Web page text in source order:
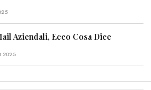
Aziendali, Ecco Cosa Dice
2025